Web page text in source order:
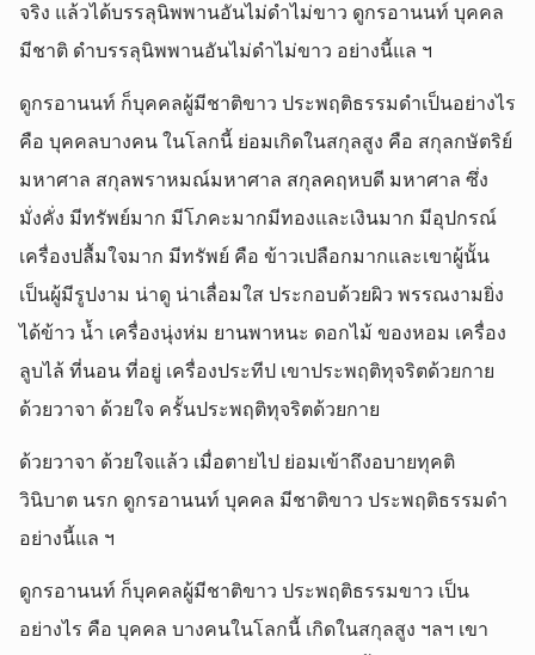
จริง แล้วได้บรรลุนิพพานอันไม่ดำไม่ขาว ดูกรอานนท์ บุคคล
มีชาติ ดำบรรลุนิพพานอันไม่ดำไม่ขาว อย่างนี้แล ฯ
ดูกรอานนท์ ก็บุคคลผู้มีชาติขาว ประพฤติธรรมดำเป็นอย่างไร
คือ บุคคลบางคน ในโลกนี้ ย่อมเกิดในสกุลสูง คือ สกุลกษัตริย์
มหาศาล สกุลพราหมณ์มหาศาล สกุลคฤหบดี มหาศาล ซึ่ง
มั่งคั่ง มีทรัพย์มาก มีโภคะมากมีทองและเงินมาก มีอุปกรณ์
เครื่องปลื้มใจมาก มีทรัพย์ คือ ข้าวเปลือกมากและเขาผู้นั้น
เป็นผู้มีรูปงาม น่าดู น่าเลื่อมใส ประกอบด้วยผิว พรรณงามยิ่ง
ได้ข้าว น้ำ เครื่องนุ่งห่ม ยานพาหนะ ดอกไม้ ของหอม เครื่อง
ลูบไล้ ที่นอน ที่อยู่ เครื่องประทีป เขาประพฤติทุจริตด้วยกาย
ด้วยวาจา ด้วยใจ ครั้นประพฤติทุจริตด้วยกาย
ด้วยวาจา ด้วยใจแล้ว เมื่อตายไป ย่อมเข้าถึงอบายทุคติ
วินิบาต นรก ดูกรอานนท์ บุคคล มีชาติขาว ประพฤติธรรมดำ
อย่างนี้แล ฯ
ดูกรอานนท์ ก็บุคคลผู้มีชาติขาว ประพฤติธรรมขาว เป็น
อย่างไร คือ บุคคล บางคนในโลกนี้ เกิดในสกุลสูง ฯลฯ เขา